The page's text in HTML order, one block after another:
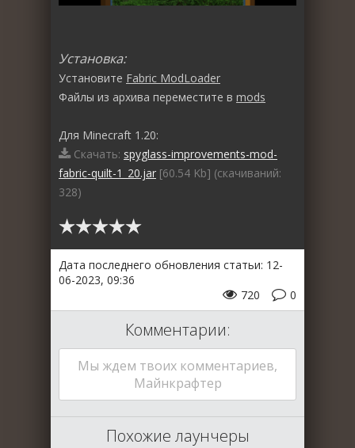
Установка:
Установите Fabric ModLoader
Файлы из архива переместите в mods
Для Minecraft 1.20:
Скачать: spyglass-improvements-mod-
fabric-quilt-1_20.jar [60.54 Kb] (cкачиваний:
328)
Дата последнего обновления статьи: 12-
06-2023, 09:36
0
720
Комментарии:
Мы ждем твоих комментариев,
Майнкрафтер
Похожие лаунчеры